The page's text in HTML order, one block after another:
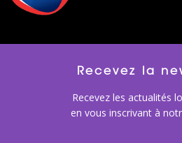
Recevez la
Recevez les actualités
en vous inscrivant à